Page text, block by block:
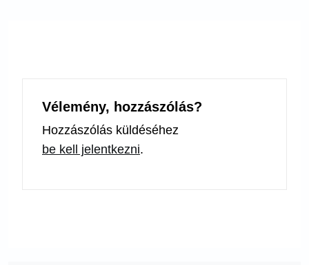
Vélemény, hozzászólás?
Hozzászólás küldéséhez
be kell jelentkezni.